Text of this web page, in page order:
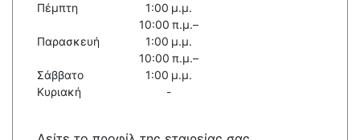
Πέμπτη
1:00 μ.μ.
Παρασκευή
10:00 π.μ.–
1:00 μ.μ.
Σάββατο
10:00 π.μ.–
1:00 μ.μ.
Κυριακή
-